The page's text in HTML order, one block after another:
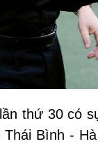
thứ 30 có
Bình -